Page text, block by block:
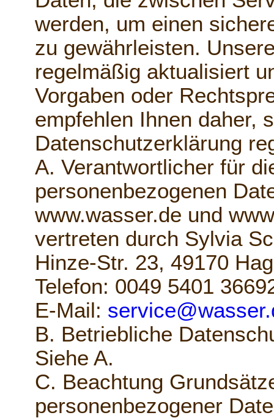
werden, um einen
zu gewährleisten.
regelmäßig aktualisiert
Vorgaben oder
empfehlen Ihnen daher,
Datenschutzerklärung
A. Verantwortlicher für
personenbezogenen
www.wasser.de und
vertreten durch Sylvia
Hinze-Str. 23, 49170
Telefon: 0049 5401
E-Mail:
B. Betriebliche
Siehe A.
C. Beachtung
personenbezogener